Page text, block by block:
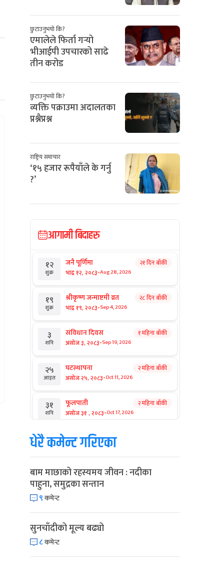
छुटाउनुभयो कि?
एमालेले फिर्ता गर्‍यो
भीआईपी उपचारको साढे
तीन करोड
छुटाउनुभयो कि?
व्यक्ति पक्राउमा अदालतका
प्रश्नैप्रश्न
राष्ट्रिय समाचार
‘१५ हजार रूपैयाँले के गर्नु
?’
आगामी बिदाहरु
१२
शुक्र
जनै पूर्णिमा
भाद्र १२, २०८३-Aug 28, 2026
२१ दिन बाँकी
१९
शुक्र
श्रीकृष्ण जन्माष्टमी व्रत
भाद्र १९, २०८३-Sep 4, 2026
२८ दिन बाँकी
३
शनि
संविधान दिवस
असोज ३, २०८३-Sep 19, 2026
१ महिना बाँकी
२५
आइत
घटस्थापना
असोज २५, २०८३-Oct 11, 2026
२ महिना बाँकी
३१
शनि
फूलपाती
असोज ३१ , २०८३-Oct 17, 2026
२ महिना बाँकी
१
आइत
कार्तिक सङ्क्रान्ति
कार्तिक १, २०८३-Oct 18, 2026
३
मंगल
महानवमी
कार्तिक ३, २०८३-
२ महिना बाँकी
४
५
-
धेरै कमेन्ट गरिएका
बाम माछाको रहस्यमय जीवन : नदीका
पाहुना, समुद्रका सन्तान
९कमेन्ट
सुनचाँदीको मूल्य बढ्यो
८कमेन्ट